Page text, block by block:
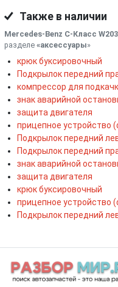
Также в наличии
Mercedes-Benz C-Класс
разделе «аксессуары»
крюк буксировочный
Подкрылок передний
компрессор для
знак аварийной
защита двигателя
прицепное устройство
Подкрылок передний
Подкрылок передний
знак аварийной
защита двигателя
крюк буксировочный
прицепное устройство
Подкрылок передний